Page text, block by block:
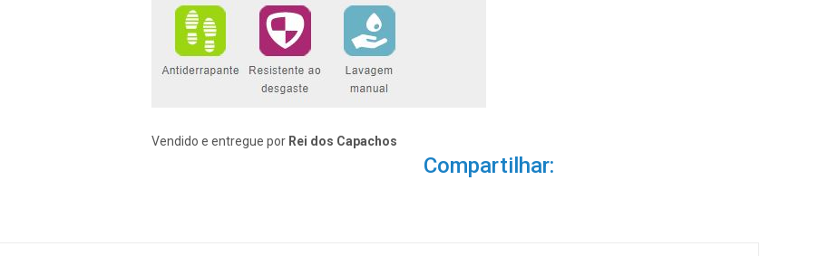
Vendido e entregue por Rei dos Capachos
Compartilhar: